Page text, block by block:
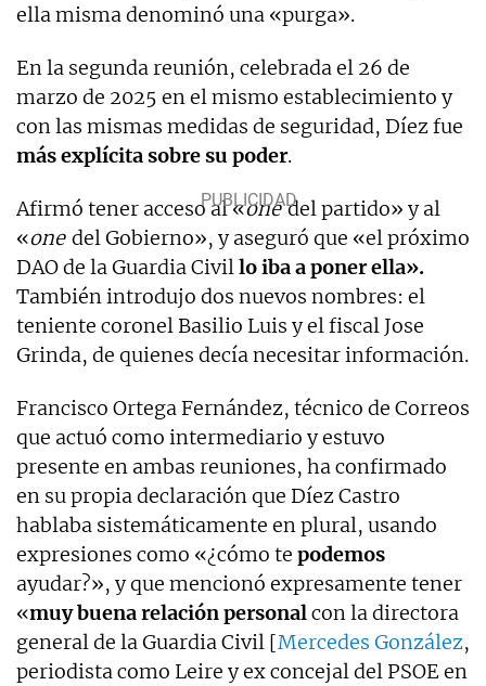
ella misma denominó una «purga».
En la segunda reunión, celebrada el 26 de
marzo de 2025 en el mismo establecimiento y
con las mismas medidas de seguridad, Díez fue
más explícita sobre su poder.
Afirmó tener acceso al «onedel partido» y al
«one del Gobierno», y aseguró que «el próximo
DAO de la Guardia Civillo iba a poner ella».
También introdujo dos nuevos nombres: el
teniente coronel Basilio Luis y el fiscal Jose
Grinda, de quienes decía necesitar información.
Francisco Ortega Fernández, técnico de Correos
que actuó como intermediario y estuvo
presente en ambas reuniones, ha confirmado
en su propia declaración que Díez Castro
hablaba sistemáticamente en plural, usando
expresiones como «¿cómo te podemos
ayudar?», y que mencionó expresamente tener
«muy buena relación personalcon la directora
general de la Guardia Civil [Mercedes González,
periodista como Leire y ex concejal del PSOE en